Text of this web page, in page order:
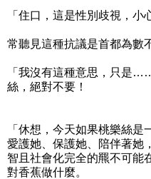
「住口，這是性別歧視，小
常聽見這種抗議是首都為數
「我沒有這種意思，只是
絲，絕對不要！
「休想，今天如果桃樂絲是
愛護她、保護她、陪伴著她
智且社會化完全的羆不可能
對香蕉做什麼。